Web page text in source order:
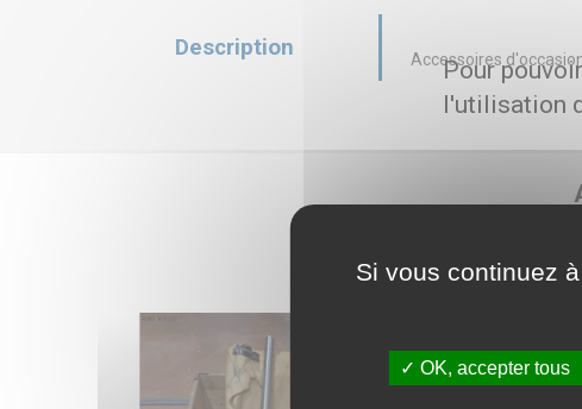
Si vous continuez
OK, accepter tous
Description Accessoires
Pour
l'utilisation